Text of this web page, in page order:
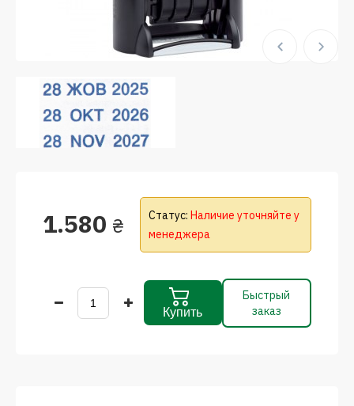
1.580 ₴ Статус: Наличие уточняйте у
менеджера
Купить
Быстрый
заказ